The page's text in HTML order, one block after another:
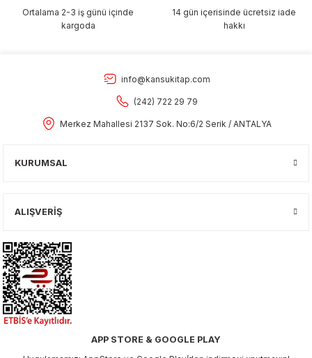
Ortalama 2-3 iş günü içinde
kargoda
14 gün içerisinde ücretsiz iade
hakkı
info@kansukitap.com
(242) 722 29 79
Merkez Mahallesi 2137 Sok. No:6/2 Serik / ANTALYA
KURUMSAL
ALIŞVERİŞ
APP STORE & GOOGLE PLAY